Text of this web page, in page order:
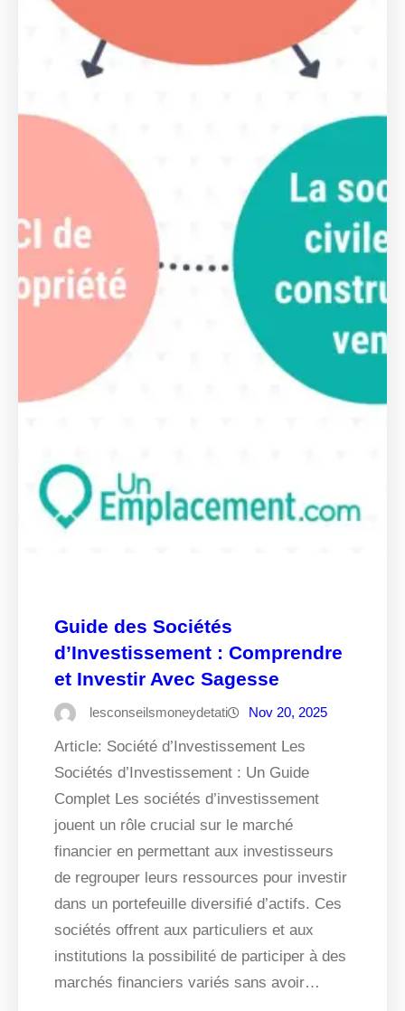
Guide des Sociétés
d’Investissement : Comprendre
et Investir Avec Sagesse
lesconseilsmoneydetati Nov 20, 2025
Article: Société d’Investissement Les
Sociétés d’Investissement : Un Guide
Complet Les sociétés d’investissement
jouent un rôle crucial sur le marché
financier en permettant aux investisseurs
de regrouper leurs ressources pour investir
dans un portefeuille diversifié d’actifs. Ces
sociétés offrent aux particuliers et aux
institutions la possibilité de participer à des
marchés financiers variés sans avoir…